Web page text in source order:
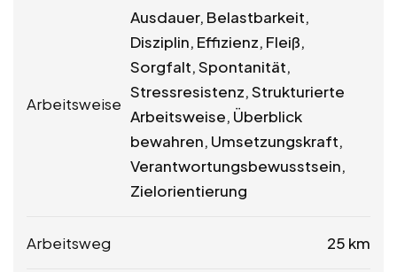
Arbeitsweise
Ausdauer, Belastbarkeit,
Disziplin, Effizienz, Fleiß,
Sorgfalt, Spontanität,
Stressresistenz, Strukturierte
Arbeitsweise, Überblick
bewahren, Umsetzungskraft,
Verantwortungsbewusstsein,
Zielorientierung
Arbeitsweg 25 km